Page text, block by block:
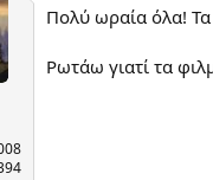
Πολύ ωραία όλα! Τα
Ρωτάω γιατί τα